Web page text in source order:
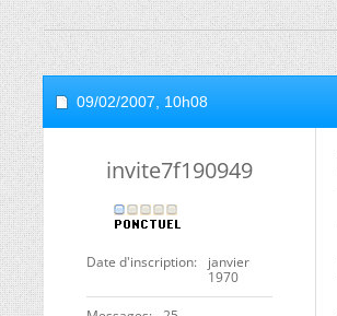
09/02/2007, 10h08
invite7f190949
Date d'inscription
janvier
1970